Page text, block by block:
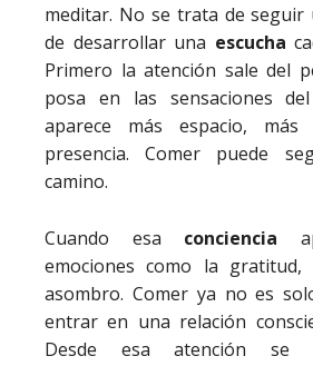
meditar. No se trata de seguir
de desarrollar una escucha
Primero la atención sale del
posa en las sensaciones del
aparece más espacio,
presencia. Comer puede
camino.
Cuando esa conciencia
emociones como la
asombro. Comer ya no es
entrar en una relación
Desde esa atención se